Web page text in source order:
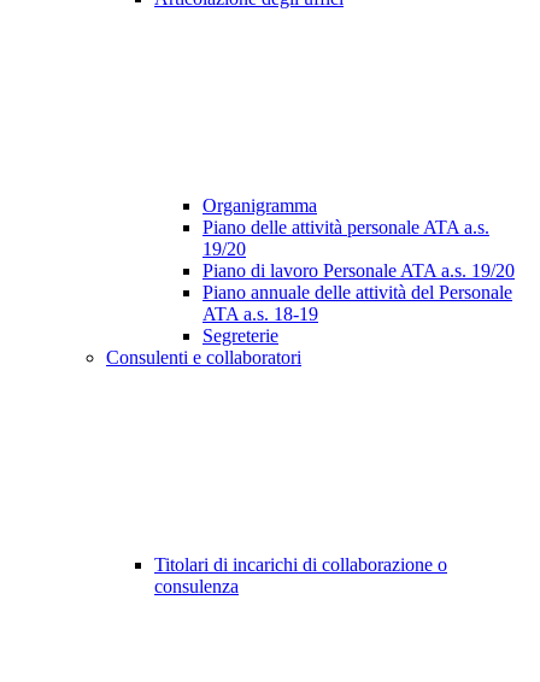
Organigramma
Piano delle attività personale ATA a.s.
19/20
Piano di lavoro Personale ATA a.s. 19/20
Piano annuale delle attività del Personale
ATA a.s. 18-19
Segreterie
Consulenti e collaboratori
Titolari di incarichi di collaborazione o
consulenza